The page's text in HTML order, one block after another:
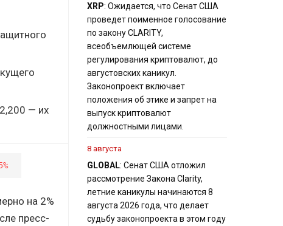
— их
на 2%
пресс-
XRP: Ожидается, что Сенат США
проведет поименное голосование
по закону CLARITY,
всеобъемлющей системе
регулирования криптовалют, до
августовских каникул.
Законопроект включает
положения об этике и запрет на
выпуск криптовалют
должностными лицами.
8 августа
GLOBAL: Сенат США отложил
рассмотрение Закона Clarity,
летние каникулы начинаются 8
августа 2026 года, что делает
судьбу законопроекта в этом году